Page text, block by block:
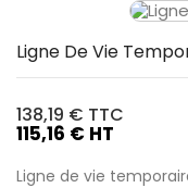
Ligne De Vie
138,19 € TTC
115,16 € HT
Ligne de vie